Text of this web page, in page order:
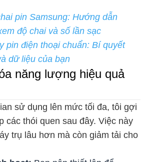
pin Samsung: Hướng dẫn
độ chai và số lần sạc
pin điện thoại chuẩn: Bí quyết
dữ liệu của bạn
năng lượng hiệu quả
sử dụng lên mức tối đa, tôi gợi
các thói quen sau đây. Việc này
trụ lâu hơn mà còn giảm tải cho